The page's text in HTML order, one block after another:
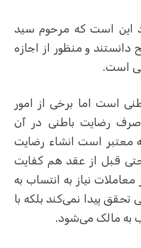
این است که مرحوم سید
دانستند و منظور از اجازه
است.
است اما برخی از امور
رضایت باطنی در آن
معتبر است انشاء رضایت
قبل از عقد هم کفایت
نیاز به انتساب به
تحقق پیدا نمی‌کند بلکه با
به مالک می‌شود.